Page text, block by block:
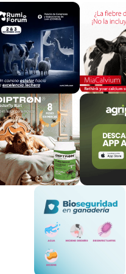
garrapatas de
caza de Madrid
la situación en España,
recogieron
que habitaban en
41
de caza de laComunidad
años, las agruparon y
para relacionar la
en garrapatas con las
silvestres hospedadores, se
hígado de ungulados